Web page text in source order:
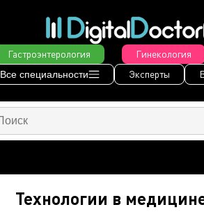
Гастроэнтерология Гинекология
Все специальности Эксперты
Технологии в